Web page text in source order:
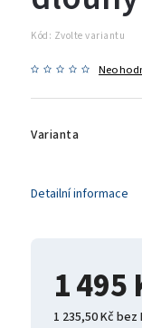
1 495
1 235,50 Kč bez
Kód: Zvolte variantu
Varianta
Detailní informace